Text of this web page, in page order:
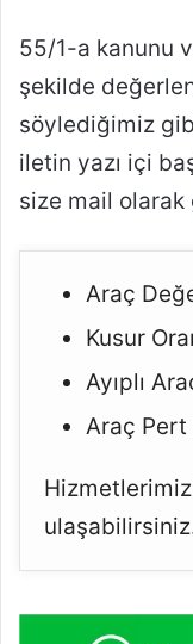
55/1-a kanunu
şekilde
söylediğimiz
iletin yazı içi
size mail
Araç
Kusur
Ayıplı
Araç Pert